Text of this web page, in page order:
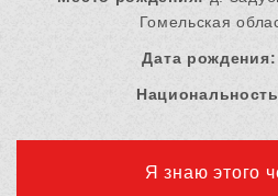
Гомельская
Дата рождения:
Я знаю этого